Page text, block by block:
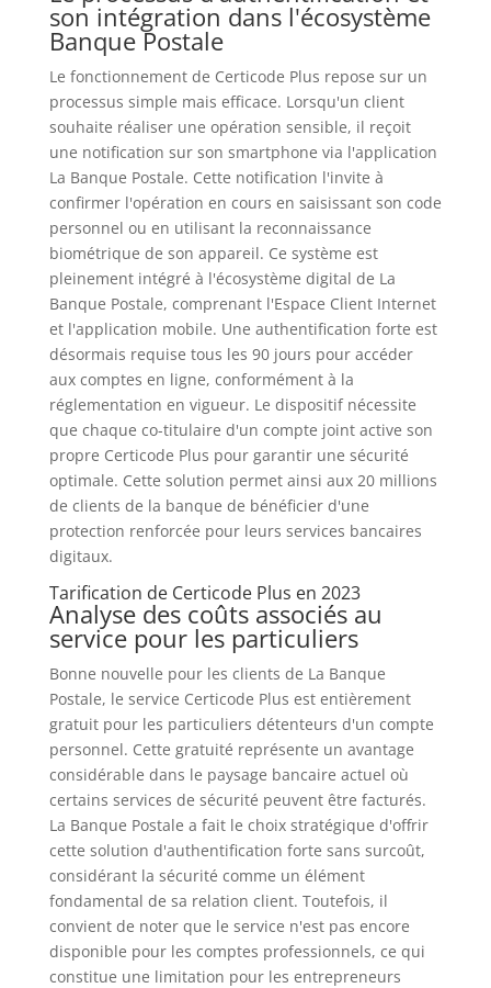
son intégration dans l'écosystème
Banque Postale
Le fonctionnement de Certicode Plus repose sur un
processus simple mais efficace. Lorsqu'un client
souhaite réaliser une opération sensible, il reçoit
une notification sur son smartphone via l'application
La Banque Postale. Cette notification l'invite à
confirmer l'opération en cours en saisissant son code
personnel ou en utilisant la reconnaissance
biométrique de son appareil. Ce système est
pleinement intégré à l'écosystème digital de La
Banque Postale, comprenant l'Espace Client Internet
et l'application mobile. Une authentification forte est
désormais requise tous les 90 jours pour accéder
aux comptes en ligne, conformément à la
réglementation en vigueur. Le dispositif nécessite
que chaque co-titulaire d'un compte joint active son
propre Certicode Plus pour garantir une sécurité
optimale. Cette solution permet ainsi aux 20 millions
de clients de la banque de bénéficier d'une
protection renforcée pour leurs services bancaires
digitaux.
Tarification de Certicode Plus en 2023
Analyse des coûts associés au
service pour les particuliers
Bonne nouvelle pour les clients de La Banque
Postale, le service Certicode Plus est entièrement
gratuit pour les particuliers détenteurs d'un compte
personnel. Cette gratuité représente un avantage
considérable dans le paysage bancaire actuel où
certains services de sécurité peuvent être facturés.
La Banque Postale a fait le choix stratégique d'offrir
cette solution d'authentification forte sans surcoût,
considérant la sécurité comme un élément
fondamental de sa relation client. Toutefois, il
convient de noter que le service n'est pas encore
disponible pour les comptes professionnels, ce qui
constitue une limitation pour les entrepreneurs